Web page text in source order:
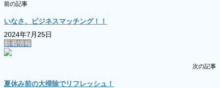
前の記事
いなさ、ビジネスマッチング！！
2024年7月25日
新着情報
次の記事
夏休み前の大掃除でリフレッシュ！